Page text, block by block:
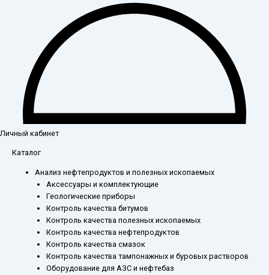
Личный кабинет
Каталог
Анализ нефтепродуктов и полезных ископаемых
Аксессуары и комплектующие
Геологические приборы
Контроль качества битумов
Контроль качества полезных ископаемых
Контроль качества нефтепродуктов
Контроль качества смазок
Контроль качества тампонажных и буровых растворов
Оборудование для АЗС и нефтебаз